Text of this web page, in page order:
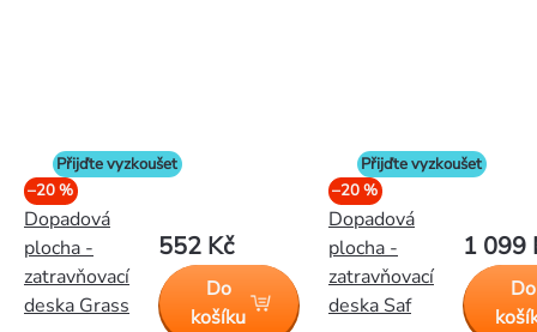
Přijďte vyzkoušet
–20 %
Dopadová
plocha -
zatravňovací
deska Grass
552 Kč
Do
košíku
Přijďte vyzkoušet
–20 %
Dopadová
plocha -
zatravňovací
deska Saf
1 099
Do